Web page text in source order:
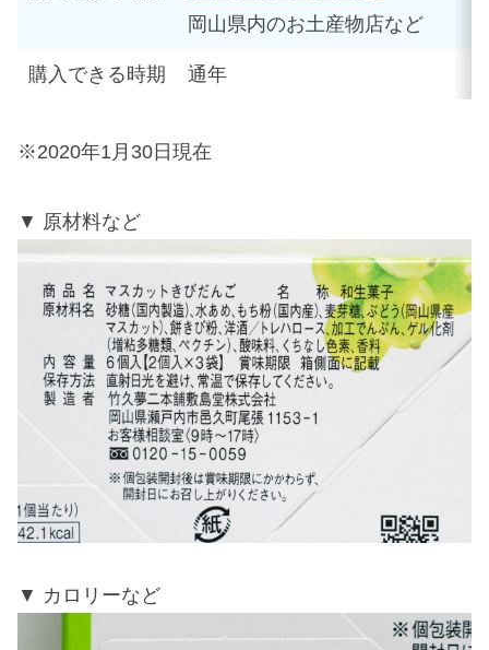
岡山県内のお土産物店など
購入できる時期 通年
※2020年1月30日現在
原材料など
カロリーなど